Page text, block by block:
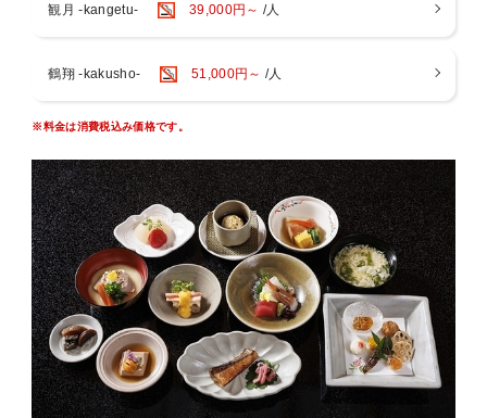
売開始しました。
＊記念日・特別日でのご利用はご相談ください。
宿泊プランのお食事は各部屋タイプの通常コースですが、
＃四季亭＃旅館＃ホテル＃奈良＃奈良公園＃鹿＃春日大社＃一之
鳥居＃早朝散歩＃ミシュラン奈良に掲載＃1899年に創業＃和食＃
郷土料理＃大和路会席＃芸妓さんとお座敷遊び＃近鉄奈良駅から
徒歩10分
観月 -kangetu- 39,000円～ /人
鶴翔 -kakusho- 51,000円～ /人
※料金は消費税込み価格です。